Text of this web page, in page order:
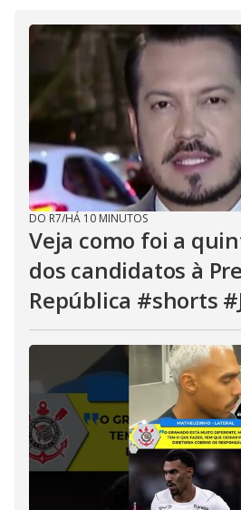
DO R7/HÁ 10 MINUTOS
Veja como foi a
dos candidatos à
República #shorts